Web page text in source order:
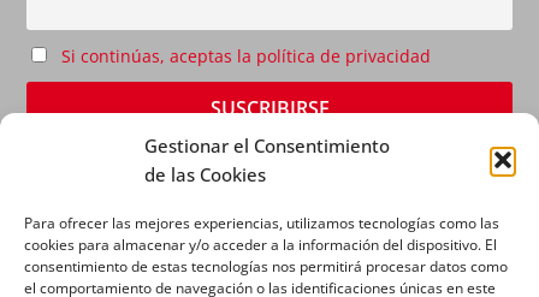
Gestionar el Consentimiento
de las Cookies
Para ofrecer las mejores experiencias, utilizamos tecnologías como las
cookies para almacenar y/o acceder a la información del dispositivo. El
consentimiento de estas tecnologías nos permitirá procesar datos como
el comportamiento de navegación o las identificaciones únicas en este
Si continúas, aceptas la política de privacidad